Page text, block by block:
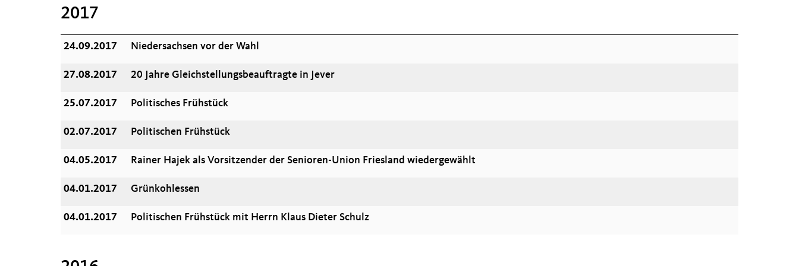
2017
24.09.2017 Niedersachsen vor der Wahl
27.08.2017 20 Jahre Gleichstellungsbeauftragte in Jever
25.07.2017 Politisches Frühstück
02.07.2017 Politischen Frühstück
04.05.2017 Rainer Hajek als Vorsitzender der Senioren-Union Friesland wiedergewählt
04.01.2017 Grünkohlessen
04.01.2017 Politischen Frühstück mit Herrn Klaus Dieter Schulz